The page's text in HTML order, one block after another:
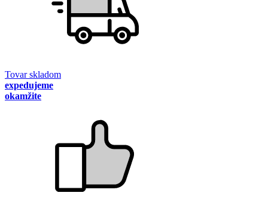
Tovar skladom
expedujeme
okamžite